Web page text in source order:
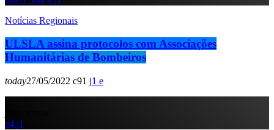
Notícias Regionais
ULSLA assina protocolos com Associações
Humanitárias de Bombeiros
today27/05/2022 91 1
4 1